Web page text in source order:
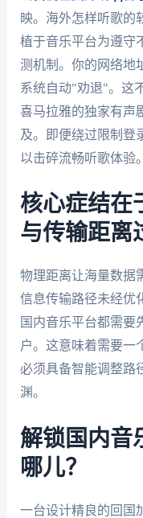
映。海外怎样听歌的
植于音乐平台为遵守
测机制。你的网络地
系统自动"劝退"。这
喜马拉雅的独家有声
及。即便绕过限制登
以击碎流畅听歌体验。
核心症结在
与传输距离
物理距离让海量数据
信息传输路径未经优
国内音乐平台都需要
户。这意味着需要一
必须具备智能调整路
渊。
解锁国内音
哪儿？
一台设计精良的回国